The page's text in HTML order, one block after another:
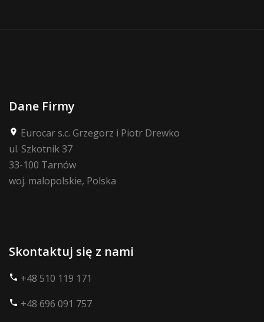
Dane Firmy
place Eurocar s.c. Grzegorz i Piotr Drewko
ul. Szkotnik 37
33-100 Tarnów
woj. malopolskie, Polska
Skontaktuj się z nami
phone +48 510 119 171
phone +48 696 091 757